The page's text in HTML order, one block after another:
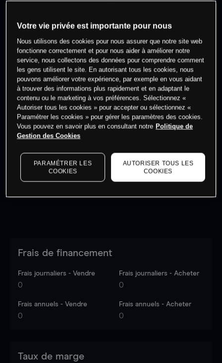
0 % des clients ont une position à
cet actif
Commencez à trader
dernières données du marché.Log into see latest
market data
Frais de financement
Frais journaliers - Vendre
0
Frais journaliers - Acheter
0
Frais annuels - Vendre
0
Frais annuels - Acheter
0
Taux de marge
Votre vie privée est importante pour nous
Nous utilisons des cookies pour nous assurer que notre site web
fonctionne correctement et pour nous aider à améliorer notre
service, nous collectons des données pour comprendre comment
les gens utilisent le site. En autorisant tous les cookies, nous
pouvons améliorer votre expérience, par exemple en vous aidant
à trouver des informations plus rapidement et en adaptant le
contenu ou le marketing à vos préférences. Sélectionnez «
Autoriser tous les cookies » pour accepter ou sélectionnez «
Paramétrer les cookies » pour gérer les paramètres des cookies.
Vous pouvez en savoir plus en consultant notre Politique de
Gestion des Cookies
PARAMÉTRER LES
COOKIES
AUTORISER TOUS LES
COOKIES